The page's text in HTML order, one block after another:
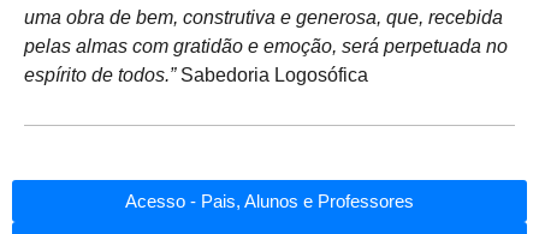
uma obra de bem, construtiva e generosa, que, recebida
pelas almas com gratidão e emoção, será perpetuada no
espírito de todos.”Sabedoria Logosófica
Acesso - Pais, Alunos e Professores